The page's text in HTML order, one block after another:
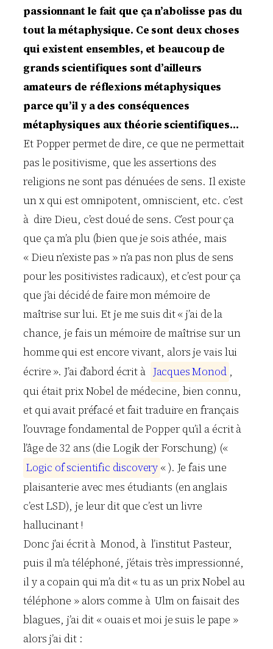
passionnant le fait que ça n’abolisse pas du
tout la métaphysique. Ce sont deux choses
qui existent ensembles, et beaucoup de
grands scientifiques sont d’ailleurs
amateurs de réflexions métaphysiques
parce qu’il y a des conséquences
métaphysiques aux théorie scientifiques…
Et Popper permet de dire, ce que ne permettait
pas le positivisme, que les assertions des
religions ne sont pas dénuées de sens. Il existe
un x qui est omnipotent, omniscient, etc. c’est
à dire Dieu, c’est doué de sens. C’est pour ça
que ça m’a plu (bien que je sois athée, mais
« Dieu n’existe pas » n’a pas non plus de sens
pour les positivistes radicaux), et c’est pour ça
que j’ai décidé de faire mon mémoire de
maîtrise sur lui. Et je me suis dit « j’ai de la
chance, je fais un mémoire de maîtrise sur un
homme qui est encore vivant, alors je vais lui
écrire ». J’ai d’abord écrit à JacquesMonod ,
qui était prix Nobel de médecine, bien connu,
et qui avait préfacé et fait traduire en français
l’ouvrage fondamental de Popper qu’il a écrit à
l’âge de 32 ans (die Logik der Forschung) («
Logic ofscientific discovery « ). Je fais une
plaisanterie avec mes étudiants (en anglais
c’est LSD), je leur dit que c’est un livre
hallucinant !
Donc j’ai écrit à Monod, à l’institut Pasteur,
puis il m’a téléphoné, j’étais très impressionné,
il y a copain qui m’a dit « tu as un prix Nobel au
téléphone » alors comme à Ulm on faisait des
blagues, j’ai dit « ouais et moi je suis le pape »
alors j’ai dit :